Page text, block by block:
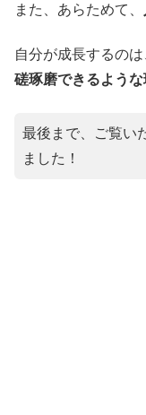
また、あらためて、
自分が成長するの
磋琢磨できるよう
最後まで、ご覧い
ました！